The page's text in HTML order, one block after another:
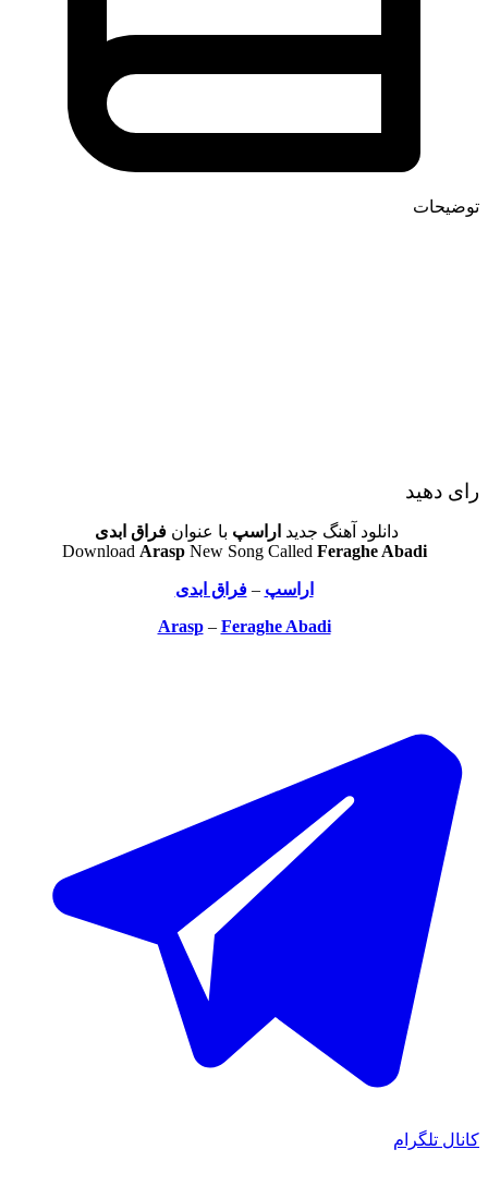
توضیحات
رای دهید
دانلود آهنگ جدید اراسپ با عنوانفراق ابدی
Download AraspNew Song Called Feraghe Abadi
اراسپ –فراق ابدی
Arasp– Feraghe Abadi
کانال تلگرام